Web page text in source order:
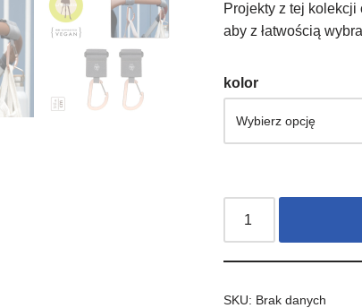
Projekty z tej kolekcji
aby z łatwością
kolor
SKU: Brak danych